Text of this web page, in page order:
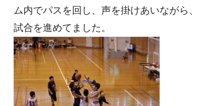
ム内でパスを回し、声を掛けあいながら、
試合を進めてました。